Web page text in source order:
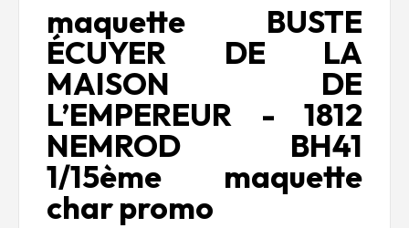
maquette BUSTE
ÉCUYER DE LA
MAISON DE
L’EMPEREUR - 1812
NEMROD BH41
1/15ème maquette
char promo